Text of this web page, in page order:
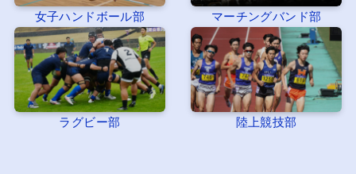
女子ハンドボール部 マーチングバンド部
ラグビー部 陸上競技部